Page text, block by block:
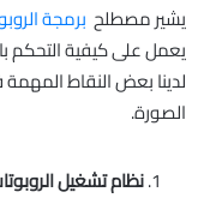
يشير مصطلح برمجة
يعمل على كيفية التحكم
لدينا بعض النقاط
الصورة.
نظام تشغيل